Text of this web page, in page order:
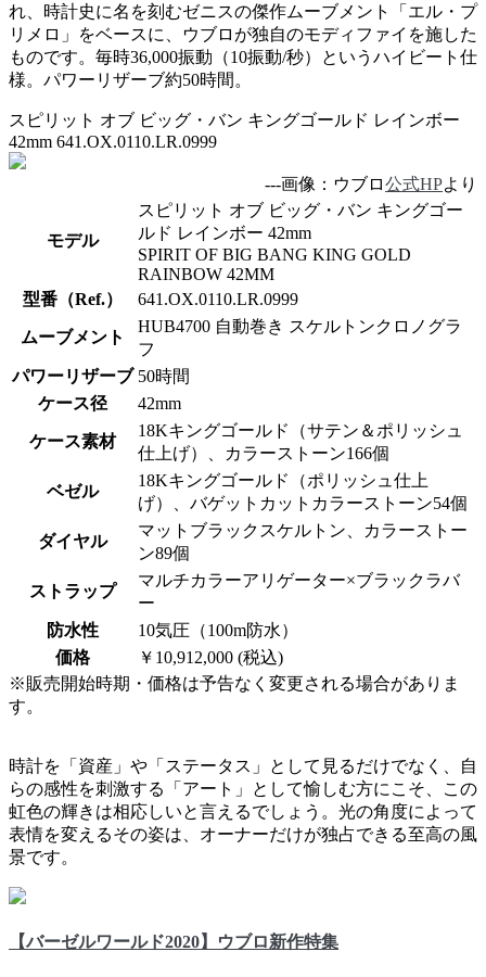
れ、時計史に名を刻むゼニスの傑作ムーブメント「エル・プ
リメロ」をベースに、ウブロが独自のモディファイを施した
ものです。毎時36,000振動（10振動/秒）というハイビート仕
様。パワーリザーブ約50時間。
スピリット オブ ビッグ・バン キングゴールド レインボー
42mm 641.OX.0110.LR.0999
---画像：ウブロ公式HPより
モデル
スピリット オブ ビッグ・バン キングゴー
ルド レインボー 42mm
SPIRIT OF BIG BANG KING GOLD
RAINBOW 42MM
型番（Ref.）
641.OX.0110.LR.0999
ムーブメント
HUB4700 自動巻き スケルトンクロノグラ
フ
パワーリザーブ 50時間
ケース径
42mm
ケース素材
18Kキングゴールド（サテン＆ポリッシュ
仕上げ）、カラーストーン166個
ベゼル
18Kキングゴールド（ポリッシュ仕上
げ）、バゲットカットカラーストーン54個
ダイヤル
マットブラックスケルトン、カラーストー
ン89個
ストラップ
マルチカラーアリゲーター×ブラックラバ
ー
防水性
10気圧（100m防水）
価格
￥10,912,000 (税込)
※販売開始時期・価格は予告なく変更される場合がありま
す。
時計を「資産」や「ステータス」として見るだけでなく、自
らの感性を刺激する「アート」として愉しむ方にこそ、この
虹色の輝きは相応しいと言えるでしょう。光の角度によって
表情を変えるその姿は、オーナーだけが独占できる至高の風
景です。
【バーゼルワールド2020】ウブロ新作特集